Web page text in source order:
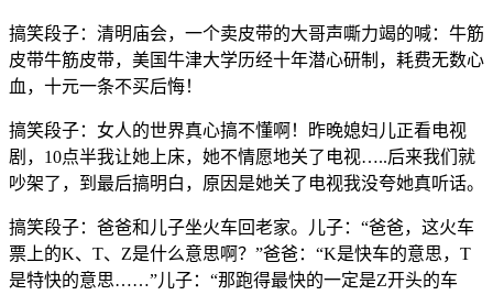
搞笑段子：清明庙会，一个卖皮带的大哥声嘶力竭的喊：牛筋
皮带牛筋皮带，美国牛津大学历经十年潜心研制，耗费无数心
血，十元一条不买后悔！
搞笑段子：女人的世界真心搞不懂啊！昨晚媳妇儿正看电视
剧，10点半我让她上床，她不情愿地关了电视…..后来我们就
吵架了，到最后搞明白，原因是她关了电视我没夸她真听话。
搞笑段子：爸爸和儿子坐火车回老家。儿子：“爸爸，这火车
票上的K、T、Z是什么意思啊？”爸爸：“K是快车的意思，T
是特快的意思……”儿子：“那跑得最快的一定是Z开头的车